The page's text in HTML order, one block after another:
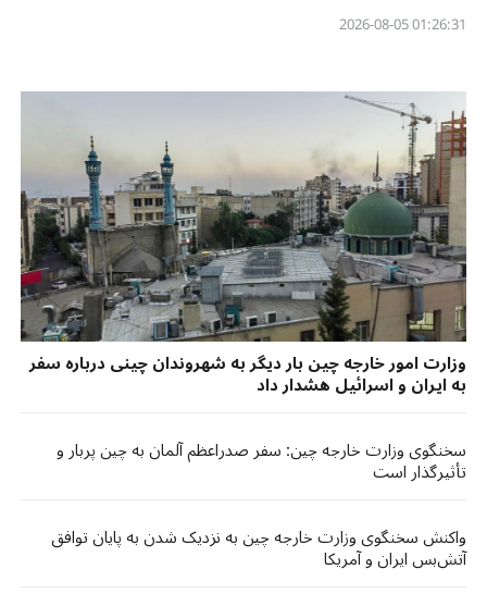
01:26:31 2026-08-05
وزارت امور خارجه چین بار دیگر به شهروندان چینی درباره سفر
به ایران و اسرائیل هشدار داد
سخنگوی وزارت خارجه چین: سفر صدراعظم آلمان به چین پربار و
تأثیرگذار است
واکنش سخنگوی وزارت خارجه چین به نزدیک شدن به پایان توافق
آتش‌بس ایران و آمریکا